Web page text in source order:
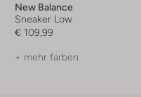
New Balance
Sneaker Low
€ 109,99
+ mehr farben